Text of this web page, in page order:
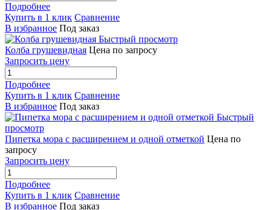
Подробнее
Купить в 1 клик Сравнение
В избранное Под заказ
Быстрый просмотр
Колба грушевидная Цена по запросу
Запросить цену
Подробнее
Купить в 1 клик Сравнение
В избранное Под заказ
Быстрый
просмотр
Пипетка мора с расширением и одной отметкой Цена по
запросу
Запросить цену
Подробнее
Купить в 1 клик Сравнение
В избранное Под заказ